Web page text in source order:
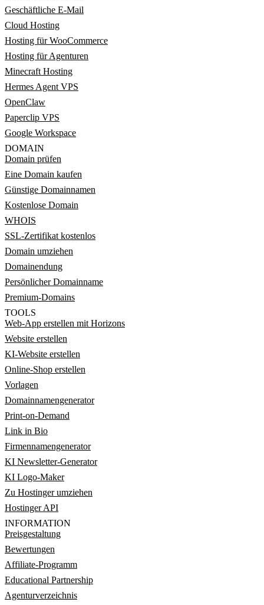
Geschäftliche E-Mail
Cloud Hosting
Hosting für WooCommerce
Hosting für Agenturen
Minecraft Hosting
Hermes Agent VPS
OpenClaw
Paperclip VPS
Google Workspace
DOMAIN
Domain prüfen
Eine Domain kaufen
Günstige Domainnamen
Kostenlose Domain
WHOIS
SSL-Zertifikat kostenlos
Domain umziehen
Domainendung
Persönlicher Domainname
Premium-Domains
TOOLS
Web-App erstellen mit Horizons
Website erstellen
KI-Website erstellen
Online-Shop erstellen
Vorlagen
Domainnamengenerator
Print-on-Demand
Link in Bio
Firmennamengenerator
KI Newsletter-Generator
KI Logo-Maker
Zu Hostinger umziehen
Hostinger API
INFORMATION
Preisgestaltung
Bewertungen
Affiliate-Programm
Educational Partnership
Agenturverzeichnis